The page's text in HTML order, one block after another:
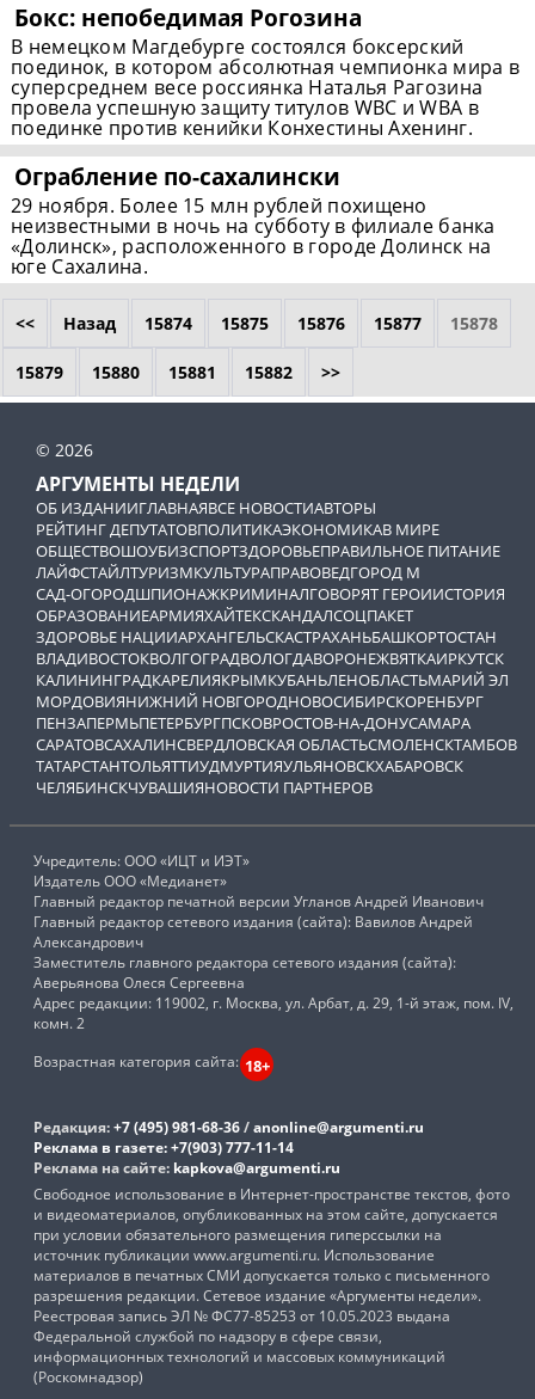
Бокс: непобедимая Рогозина
В немецком Магдебурге состоялся боксерский
поединок, в котором абсолютная чемпионка мира в
суперсреднем весе россиянка Наталья Рагозина
провела успешную защиту титулов WBC и WBA в
поединке против кенийки Конхестины Ахенинг.
Ограбление по-сахалински
29 ноября. Более 15 млн рублей похищено
неизвестными в ночь на субботу в филиале банка
«Долинск», расположенного в городе Долинск на
юге Сахалина.
<< Назад 15874 15875 15876 15877 15878
15879 15880 15881 15882 >>
© 2026
АРГУМЕНТЫ НЕДЕЛИ
ОБ ИЗДАНИИГЛАВНАЯВСЕ НОВОСТИАВТОРЫ
РЕЙТИНГ ДЕПУТАТОВПОЛИТИКАЭКОНОМИКАВ МИРЕ
ОБЩЕСТВОШОУБИЗСПОРТЗДОРОВЬЕПРАВИЛЬНОЕ ПИТАНИЕ
ЛАЙФСТАЙЛТУРИЗМКУЛЬТУРАПРАВОВЕДГОРОД М
САД-ОГОРОДШПИОНАЖКРИМИНАЛГОВОРЯТ ГЕРОИИСТОРИЯ
ОБРАЗОВАНИЕАРМИЯХАЙТЕКСКАНДАЛСОЦПАКЕТ
ЗДОРОВЬЕ НАЦИИАРХАНГЕЛЬСКАСТРАХАНЬБАШКОРТОСТАН
ВЛАДИВОСТОКВОЛГОГРАДВОЛОГДАВОРОНЕЖВЯТКАИРКУТСК
КАЛИНИНГРАДКАРЕЛИЯКРЫМКУБАНЬЛЕНОБЛАСТЬМАРИЙ ЭЛ
МОРДОВИЯНИЖНИЙ НОВГОРОДНОВОСИБИРСКОРЕНБУРГ
ПЕНЗАПЕРМЬПЕТЕРБУРГПСКОВРОСТОВ-НА-ДОНУСАМАРА
САРАТОВСАХАЛИНСВЕРДЛОВСКАЯ ОБЛАСТЬСМОЛЕНСКТАМБОВ
ТАТАРСТАНТОЛЬЯТТИУДМУРТИЯУЛЬЯНОВСКХАБАРОВСК
ЧЕЛЯБИНСКЧУВАШИЯНОВОСТИ ПАРТНЕРОВ
Учредитель: ООО «ИЦТ и ИЭТ»
Издатель ООО «Медианет»
Главный редактор печатной версии Угланов Андрей Иванович
Главный редактор сетевого издания (сайта): Вавилов Андрей
Александрович
Заместитель главного редактора сетевого издания (сайта):
Аверьянова Олеся Сергеевна
Адрес редакции: 119002, г. Москва, ул. Арбат, д. 29, 1-й этаж, пом. IV,
комн. 2
Возрастная категория сайта: 18+
Редакция:+7 (495) 981-68-36/anonline@argumenti.ru
Реклама в газете:+7(903) 777-11-14
Реклама на сайте: kapkova@argumenti.ru
Свободное использование в Интернет-пространстве текстов, фото
и видеоматериалов, опубликованных на этом сайте, допускается
при условии обязательного размещения гиперссылки на
источник публикации www.argumenti.ru. Использование
материалов в печатных СМИ допускается только с письменного
разрешения редакции. Сетевое издание «Аргументы недели».
Реестровая запись ЭЛ № ФС77-85253 от 10.05.2023 выдана
Федеральной службой по надзору в сфере связи,
информационных технологий и массовых коммуникаций
(Роскомнадзор)